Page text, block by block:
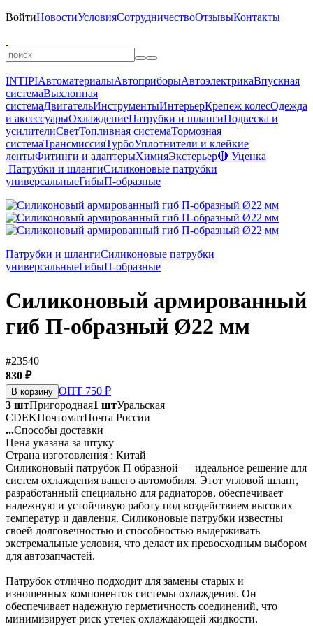
ВойтиНовостиУсловияСотрудничествоОтзывыКонтакты
INTIPIАвтоматериалыАвтоприборыАвтоэлектрикаВпускная
системаВыхлопная
системаДвигательИнструментыИнтерьерКрепеж колесОдежда
и аксессуарыОхлаждениеПатрубки и шлангиПодвеска и
усилителиСветТопливная системаТормозная
системаТрансмиссияТурбоУплотнители и клейкие
лентыФитинги и адаптерыХимияЭкстерьер🔴 Уценка
Патрубки и шлангиСиликоновые патрубки
универсальныеГибыП-образные
Патрубки и шлангиСиликоновые патрубки
универсальныеГибыП-образные
Силиконовый армированный
гиб П-образный Ø22 мм
#23540
830 ₽
В корзину ОПТ 750 ₽
3 штПригородная1 штУральская
CDEKПочтоматПочта России
...Способы доставки
Цена указана за штуку
Страна изготовления : Китай
Силиконовый патрубок П образной — идеальное решение для
систем охлаждения вашего автомобиля. Этот угловой шланг,
разработанный специально для радиаторов, обеспечивает
надежную и устойчивую работу под воздействием высоких
температур и давления. Силиконовые патрубки известны
своей долговечностью и способностью выдерживать
экстремальные условия, что делает их превосходным выбором
для автозапчастей.
Патрубок отлично подходит для замены старых и
изношенных компонентов системы охлаждения. Он
обеспечивает надежную герметичность соединений, что
минимизирует риск утечек охлаждающей жидкости.